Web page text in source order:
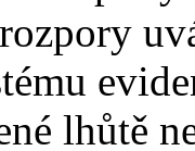
lhůtě